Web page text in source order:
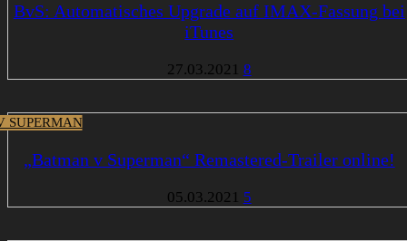
BvS: Automatisches Upgrade auf IMAX-Fassung bei
iTunes
27.03.2021 8
SUPERMAN
„Batman v Superman“ Remastered-Trailer online!
05.03.2021 5